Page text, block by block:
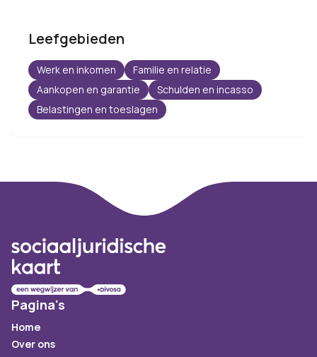
Leefgebieden
Werk en inkomen
Familie en relatie
Aankopen en garantie
Schulden en incasso
Belastingen en toeslagen
Pagina's
Home
Over ons